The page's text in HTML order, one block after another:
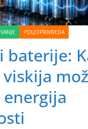
POLJOPRIVREDA
baterije: